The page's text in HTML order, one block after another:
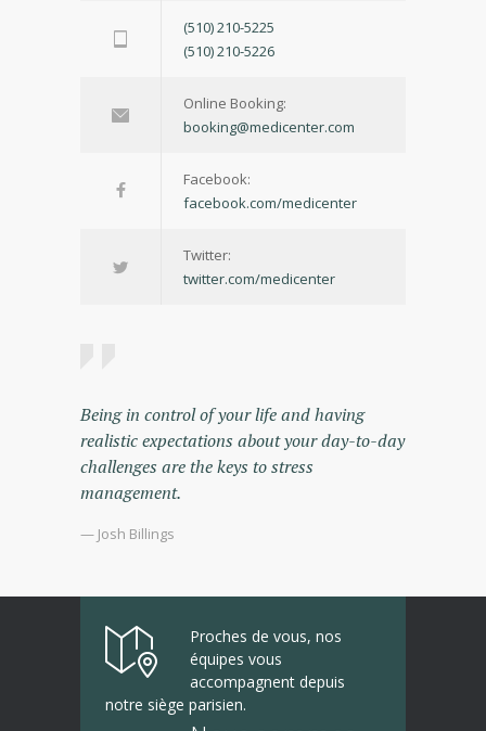
(510) 210-5225
(510) 210-5226
Online Booking:
booking@medicenter.com
Facebook:
facebook.com/medicenter
Twitter:
twitter.com/medicenter
Being in control of your life and having
realistic expectations about your day-to-day
challenges are the keys to stress
management.
— Josh Billings
Proches de vous, nos
équipes vous
accompagnent depuis
notre siège parisien.